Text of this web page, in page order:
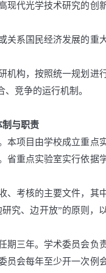
代光学技术研究的创
系国民经济发展的重
机构，按照统一规划进
竞争的运行机制。
制与职责
项目由学校成立重点
省重点实验室实行依据
考核的主要文件，其
究、边开放”的原则，
三年。学术委员会负
会每年至少开一次例